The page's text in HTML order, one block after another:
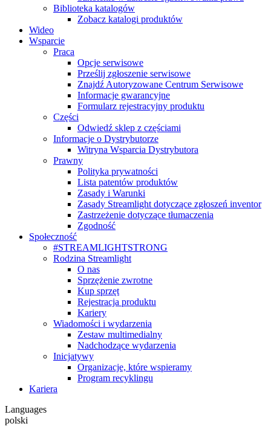
Biblioteka katalogów
Zobacz katalogi produktów
Wideo
Wsparcie
Praca
Opcje serwisowe
Prześlij zgłoszenie serwisowe
Znajdź Autoryzowane Centrum Serwisowe
Informacje gwarancyjne
Formularz rejestracyjny produktu
Części
Odwiedź sklep z częściami
Informacje o Dystrybutorze
Witryna Wsparcia Dystrybutora
Prawny
Polityka prywatności
Lista patentów produktów
Zasady i Warunki
Zasady Streamlight dotyczące zgłoszeń inventor
Zastrzeżenie dotyczące tłumaczenia
Zgodność
Społeczność
#STREAMLIGHTSTRONG
Rodzina Streamlight
O nas
Sprzężenie zwrotne
Kup sprzęt
Rejestracja produktu
Kariery
Wiadomości i wydarzenia
Zestaw multimedialny
Nadchodzące wydarzenia
Inicjatywy
Organizacje, które wspieramy
Program recyklingu
Kariera
Languages
polski